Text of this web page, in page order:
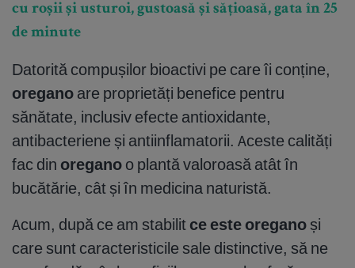
cu roșii și usturoi, gustoasă și sățioasă, gata în 25
de minute
Datorită compușilor bioactivi pe care îi conține,
oregano are proprietăți benefice pentru
sănătate, inclusiv efecte antioxidante,
antibacteriene și antiinflamatorii. Aceste calități
fac din oregano o plantă valoroasă atât în
bucătărie, cât și în medicina naturistă.
Acum, după ce am stabilit ce este oregano și
care sunt caracteristicile sale distinctive, să ne